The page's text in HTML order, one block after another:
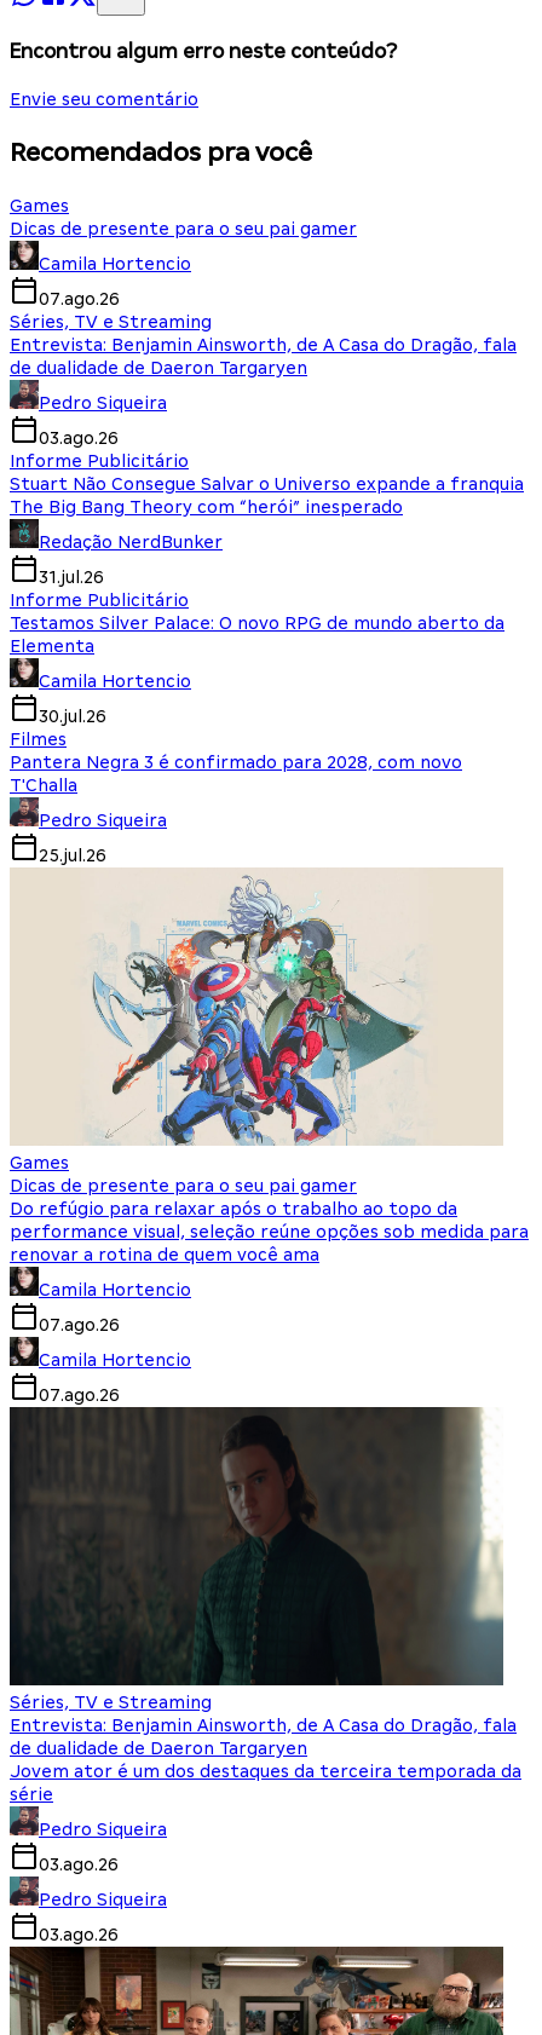
Encontrou algum erro neste conteúdo?
Envie seu comentário
Recomendados pra você
Games
Dicas de presente para o seu pai gamer
Camila Hortencio
07.ago.26
Séries, TV e Streaming
Entrevista: Benjamin Ainsworth, de A Casa do Dragão, fala
de dualidade de Daeron Targaryen
Pedro Siqueira
03.ago.26
Informe Publicitário
Stuart Não Consegue Salvar o Universo expande a franquia
The Big Bang Theory com “herói” inesperado
Redação NerdBunker
31.jul.26
Informe Publicitário
Testamos Silver Palace: O novo RPG de mundo aberto da
Elementa
Camila Hortencio
30.jul.26
Filmes
Pantera Negra 3 é confirmado para 2028, com novo
T'Challa
Pedro Siqueira
25.jul.26
Games
Dicas de presente para o seu pai gamer
Do refúgio para relaxar após o trabalho ao topo da
performance visual, seleção reúne opções sob medida para
renovar a rotina de quem você ama
Camila Hortencio
07.ago.26
Camila Hortencio
07.ago.26
Séries, TV e Streaming
Entrevista: Benjamin Ainsworth, de A Casa do Dragão, fala
de dualidade de Daeron Targaryen
Jovem ator é um dos destaques da terceira temporada da
série
Pedro Siqueira
03.ago.26
Pedro Siqueira
03.ago.26